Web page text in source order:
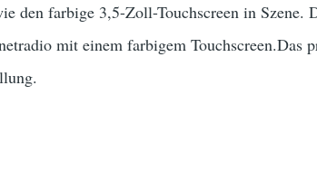
den farbige 3,5-Zoll-Touchscreen in Szene.
mit einem farbigem Touchscreen.Das